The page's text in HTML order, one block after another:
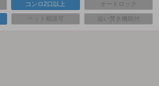
コンロ2口以上 オートロック
ペット相談可 追い焚き機能付